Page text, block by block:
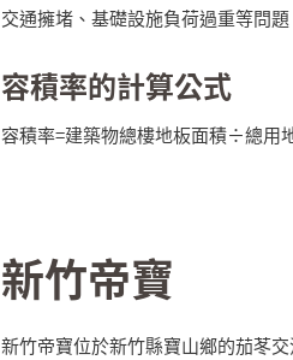
交通擁堵、基礎設施負荷過重等問
容積率的計算公式
容積率=建築物總樓地板面積÷總用
新竹帝寶
新竹帝寶位於新竹縣寶山鄉的茄苳